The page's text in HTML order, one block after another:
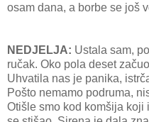
osam dana, a borbe se još
NEDJELJA: Ustala sam,
ručak. Oko pola deset
Uhvatila nas je panika,
Pošto nemamo podruma,
Otišle smo kod komšija koji